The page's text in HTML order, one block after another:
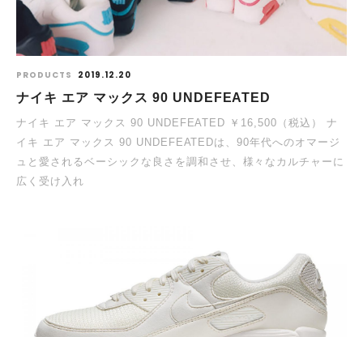
PRODUCTS 2019.12.20
ナイキ エア マックス 90 UNDEFEATED
ナイキ エア マックス 90 UNDEFEATED ￥16,500（税込） ナ
イキ エア マックス 90 UNDEFEATEDは、90年代へのオマージ
ュと愛されるベーシックな良さを調和させ、様々なカルチャーに
広く受け入れ